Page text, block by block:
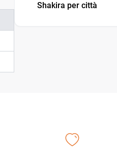
Shakira per città